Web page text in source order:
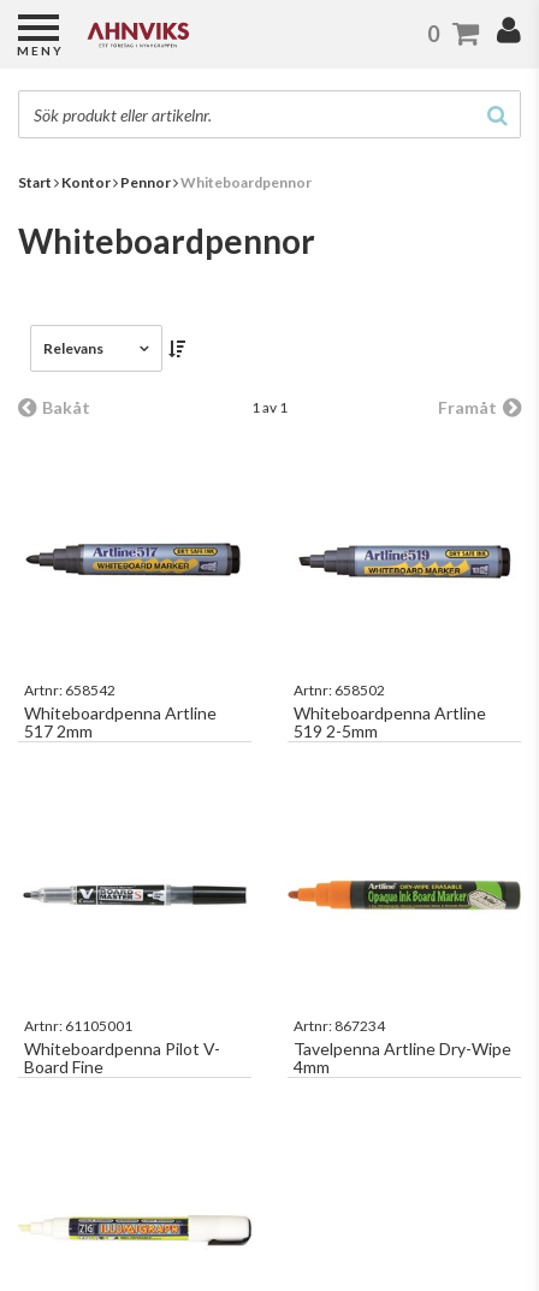
Start Kontor Pennor Whiteboardpennor
Whiteboardpennor
Relevans
Bakåt 1 av 1 Framåt
Artnr: 658542
Whiteboardpenna Artline
517 2mm
Artnr: 658502
Whiteboardpenna Artline
519 2-5mm
Artnr: 61105001
Whiteboardpenna Pilot V-
Board Fine
Artnr: 867234
Tavelpenna Artline Dry-Wipe
4mm
MENY
0